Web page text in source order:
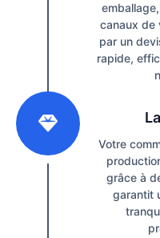
canaux de
par un
rapide,
Votre
grâce à
garantit